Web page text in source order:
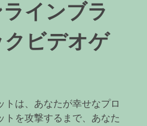
インブラ
ビデオゲ
トは、あなたが幸せなプロ
トを攻撃するまで、あなた